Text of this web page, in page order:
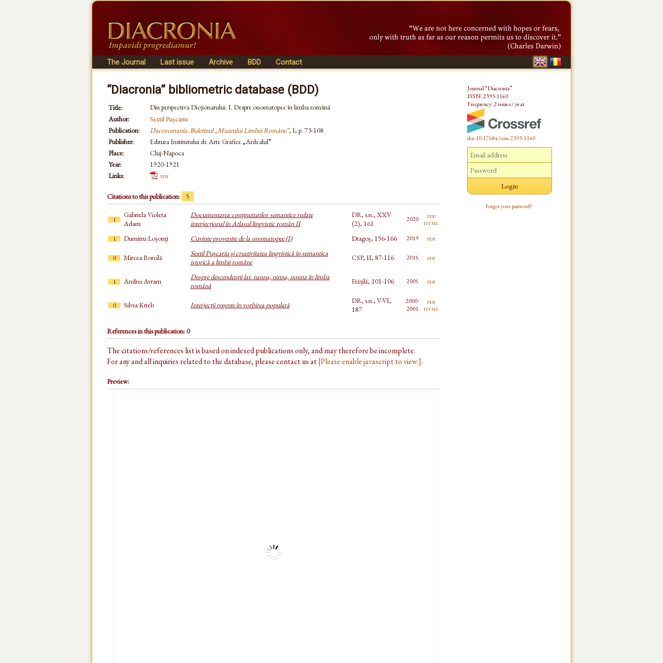
The Journal Last issue Archive BDD Contact
“Diacronia” bibliometric database (BDD)
Title:
Din perspectiva Dicționarului. I. Despre onomatopee în limba română
Author:
Sextil Pușcariu
Publication:
Dacoromania. Buletinul „Muzeului Limbei Române”, I, p. 73-108
Publisher:
Editura Institutului de Arte Grafice „Ardealul”
Place:
Cluj-Napoca
Year:
1920-1921
Links:
pdf
Citations to this publication: 5
1
Gabriela Violeta
Adam
Documentarea conținuturilor semantice redate
interjecțional în Atlasul lingvistic român II
DR, s.n., XXV
(2), 161
2020 pdf
html
1 Dumitru Loșonți Cuvinte provenite de la onomatopee (I) Dragoș, 156-166 2019 pdf
0 Mircea Borcilă
Sextil Puşcariu şi creativitatea lingvistică în semantica
istorică a limbii române
CSP, II, 87-116 2015 pdf
1 Andrei Avram
Despre descendenţii lat. nanna, ninna, nonna în limba
română
Frățilă, 101-106 2005 pdf
0 Silvia Krieb Interjecții regente în vorbirea populară
DR, s.n., V-VI,
187
2000-
2001
pdf
html
References in this publication: 0
The citations/references list is based on indexed publications only, and may therefore be incomplete.
For any and all inquiries related to the database, please contact us at[Please enable javascript to view.].
Preview:
Journal “Diacronia”
ISSN: 2393-1140
Frequency: 2 issues / year
doi:10.17684/issn.2393-1140
Forgot your password?